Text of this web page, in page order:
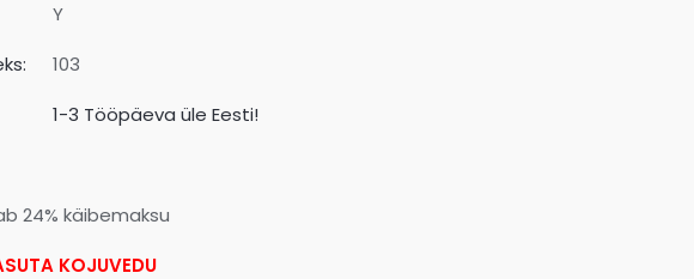
Y
103
1-3 Tööpäeva üle Eesti!
24% käibemaksu
KOJUVEDU